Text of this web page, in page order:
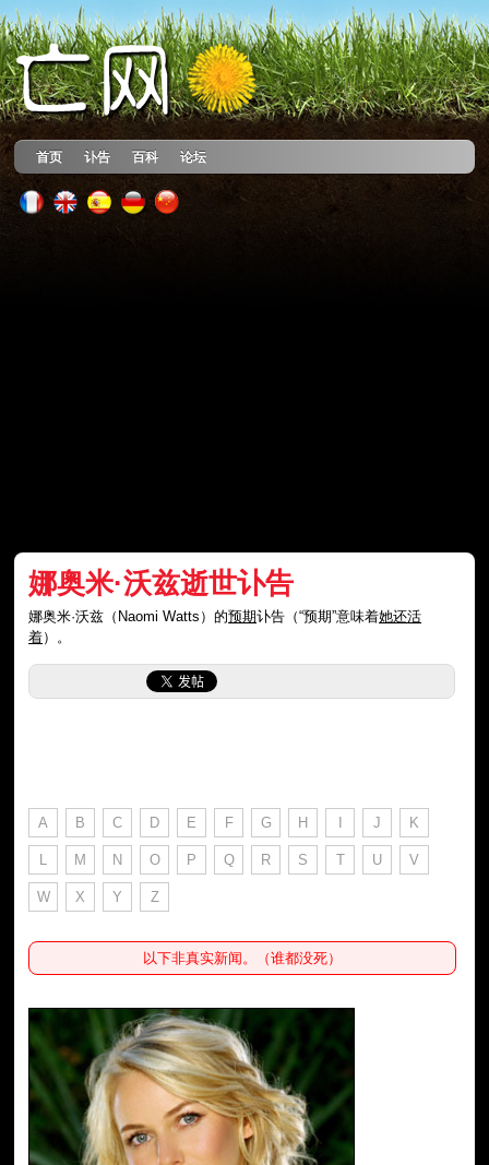
首页 讣告 百科 论坛
娜奥米·沃兹逝世讣告
娜奥米·沃兹（Naomi Watts）的预期讣告（“预期”意味着她还活
着）。
A B C D E F G H I J K
L M N O P Q R S T U V
W X Y Z
以下非真实新闻。（谁都没死）